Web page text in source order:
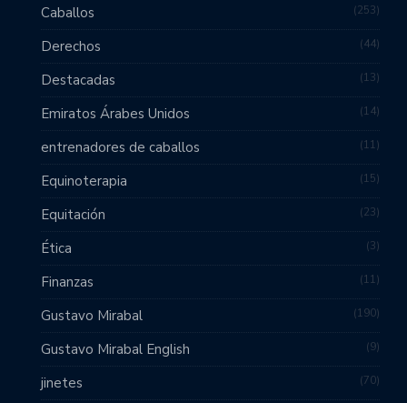
Caballos 253
Derechos 44
Destacadas 13
Emiratos Árabes Unidos 14
entrenadores de caballos 11
Equinoterapia 15
Equitación 23
Ética 3
Finanzas 11
Gustavo Mirabal 190
Gustavo Mirabal English 9
jinetes 70